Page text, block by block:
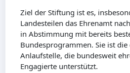
Ziel der Stiftung ist es,
Landesteilen das Ehrenamt
in Abstimmung mit bereits
Bundesprogrammen. Sie ist die
Anlaufstelle, die bundesweit
Engagierte unterstützt.